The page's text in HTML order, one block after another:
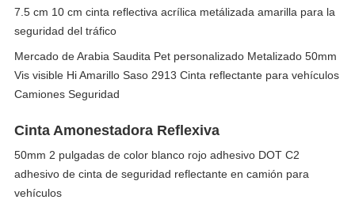
7.5 cm 10 cm cinta reflectiva acrílica metálizada amarilla para la
seguridad del tráfico
Mercado de Arabia Saudita Pet personalizado Metalizado 50mm
Vis visible Hi Amarillo Saso 2913 Cinta reflectante para vehículos
Camiones Seguridad
Cinta Amonestadora Reflexiva
50mm 2 pulgadas de color blanco rojo adhesivo DOT C2
adhesivo de cinta de seguridad reflectante en camión para
vehículos